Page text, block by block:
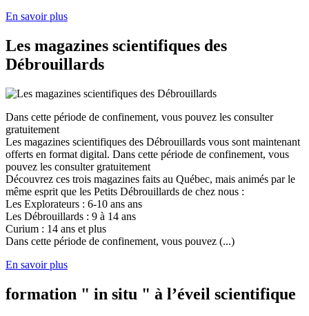
En savoir plus
Les magazines scientifiques des
Débrouillards
Dans cette période de confinement, vous pouvez les consulter
gratuitement
Les magazines scientifiques des Débrouillards vous sont maintenant
offerts en format digital. Dans cette période de confinement, vous
pouvez les consulter gratuitement
Découvrez ces trois magazines faits au Québec, mais animés par le
même esprit que les Petits Débrouillards de chez nous :
Les Explorateurs : 6-10 ans ans
Les Débrouillards : 9 à 14 ans
Curium : 14 ans et plus
Dans cette période de confinement, vous pouvez (...)
En savoir plus
formation " in situ " à l’éveil scientifique